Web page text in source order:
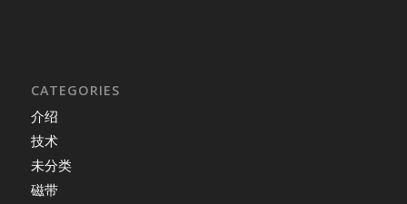
CATEGORIES
介绍
技术
未分类
磁带